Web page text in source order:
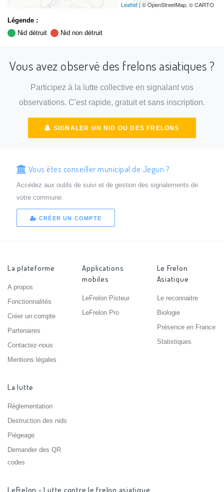
Leaflet| © OpenStreetMap, © CARTO
Légende :
Nid détruit
Nid non détruit
Vous avez observé des frelons asiatiques ?
Participez à la lutte collective en signalant vos
observations. C'est rapide, gratuit et sans inscription.
SIGNALER UN NID OU DES FRELONS
Vous êtes conseiller municipal de Jegun ?
Accédez aux outils de suivi et de gestion des signalements de
votre commune.
CRÉER UN COMPTE
La plateforme
A propos
Fonctionnalités
Créer un compte
Partenaires
Contactez-nous
Mentions légales
Applications
mobiles
LeFrelon Pisteur
LeFrelon Pro
Le Frelon
Asiatique
Le reconnaitre
Biologie
Présence en France
Statistiques
La lutte
Réglementation
Destruction des nids
Piégeage
Demander des QR
codes
LeFrelon - Lutte contre le frelon asiatique